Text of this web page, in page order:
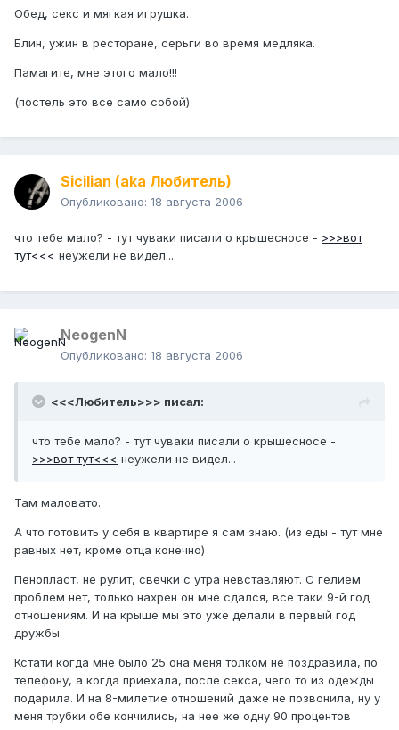
Обед, секс и мягкая игрушка.
Блин, ужин в ресторане, серьги во время медляка.
Памагите, мне этого мало!!!
(постель это все само собой)
Sicilian (aka Любитель)
Опубликовано: 18 августа 2006
что тебе мало? - тут чуваки писали о крышесносе - >>>вот
тут<<< неужели не видел...
NeogenN
Опубликовано: 18 августа 2006
<<<Любитель>>> писал:
что тебе мало? - тут чуваки писали о крышесносе -
>>>вот тут<<< неужели не видел...
Там маловато.
А что готовить у себя в квартире я сам знаю. (из еды - тут мне
равных нет, кроме отца конечно)
Пенопласт, не рулит, свечки с утра невставляют. С гелием
проблем нет, только нахрен он мне сдался, все таки 9-й год
отношениям. И на крыше мы это уже делали в первый год
дружбы.
Кстати когда мне было 25 она меня толком не поздравила, по
телефону, а когда приехала, после секса, чего то из одежды
подарила. И на 8-милетие отношений даже не позвонила, ну у
меня трубки обе кончились, на нее же одну 90 процентов